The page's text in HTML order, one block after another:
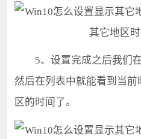
5、设置完成之后我们在
然后在列表中就能看到当
区的时间了。